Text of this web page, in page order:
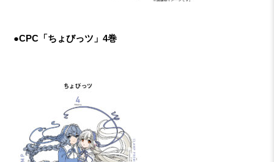
●CPC「ちょびっツ」4巻